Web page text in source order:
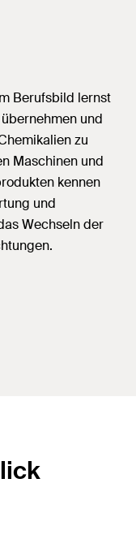
Berufsbild lernst
und
zu
Maschinen und
kennen
und
Wechseln der